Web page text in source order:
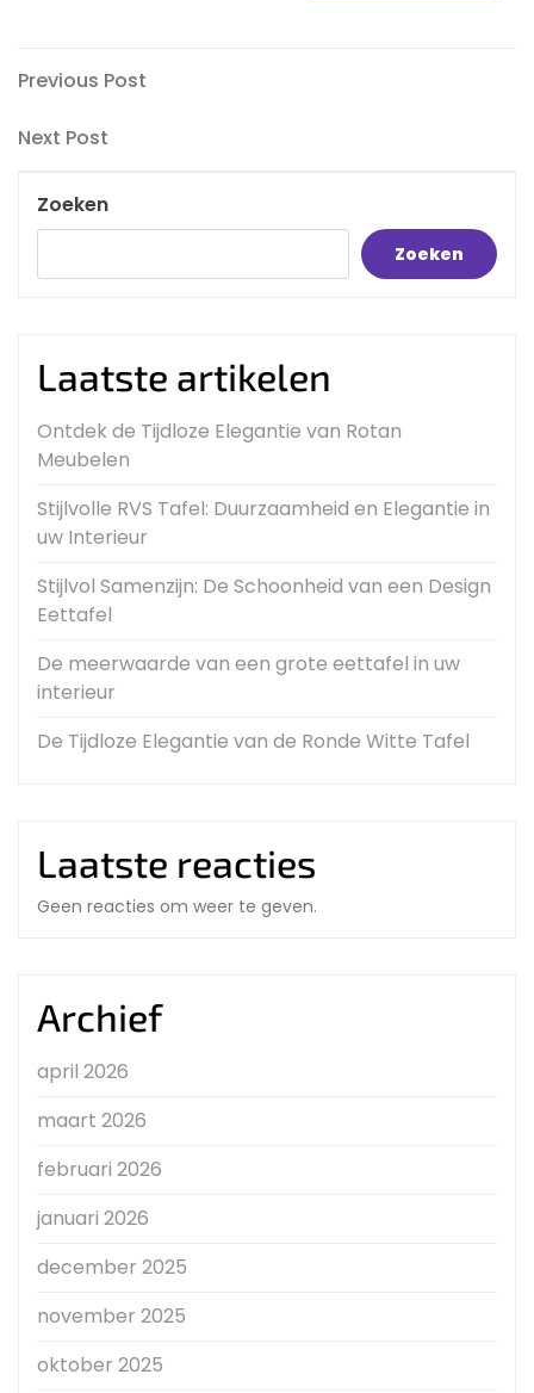
Bericht
navigatie
Previous
Previous Post
Next
Next Post
Zoeken
Zoeken
Laatste artikelen
Ontdek de Tijdloze Elegantie van Rotan
Meubelen
Stijlvolle RVS Tafel: Duurzaamheid en Elegantie in
uw Interieur
Stijlvol Samenzijn: De Schoonheid van een Design
Eettafel
De meerwaarde van een grote eettafel in uw
interieur
De Tijdloze Elegantie van de Ronde Witte Tafel
Laatste reacties
Geen reacties om weer te geven.
Archief
april 2026
maart 2026
februari 2026
januari 2026
december 2025
november 2025
oktober 2025